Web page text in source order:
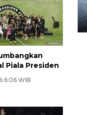
Piala Presiden
6:06 WIB
2024